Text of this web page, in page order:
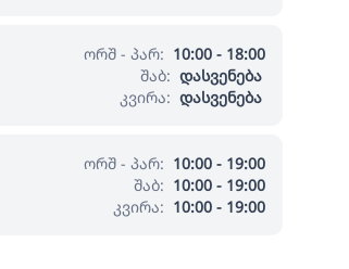
ორშ - პარ: 10:00 - 18:00
შაბ: დასვენება
კვირა: დასვენება
ორშ - პარ: 10:00 - 19:00
შაბ: 10:00 - 19:00
კვირა: 10:00 - 19:00